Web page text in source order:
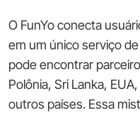
O FunYo conecta
em um único serviço
pode encontrar
Polônia, Sri Lanka,
outros países. Essa